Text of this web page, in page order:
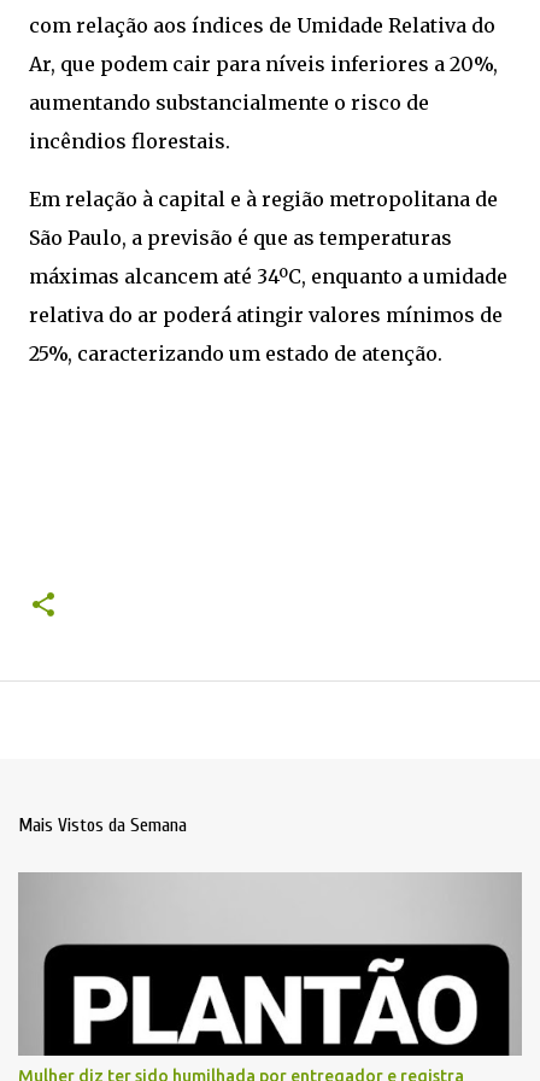
com relação aos índices de Umidade Relativa do
Ar, que podem cair para níveis inferiores a 20%,
aumentando substancialmente o risco de
incêndios florestais.
Em relação à capital e à região metropolitana de
São Paulo, a previsão é que as temperaturas
máximas alcancem até 34ºC, enquanto a umidade
relativa do ar poderá atingir valores mínimos de
25%, caracterizando um estado de atenção.
Mais Vistos da Semana
Mulher diz ter sido humilhada por entregador e registra